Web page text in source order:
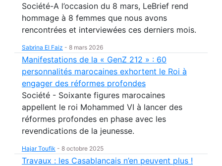
Société-A l’occasion du 8 mars, LeBrief rend
hommage à 8 femmes que nous avons
rencontrées et interviewées ces derniers mois.
Sabrina El Faiz - 8 mars 2026
Manifestations de la « GenZ 212 » : 60
personnalités marocaines exhortent le Roi à
engager des réformes profondes
Société - Soixante figures marocaines
appellent le roi Mohammed VI à lancer des
réformes profondes en phase avec les
revendications de la jeunesse.
Hajar Toufik - 8 octobre 2025
Travaux : les Casablancais n’en peuvent plus !